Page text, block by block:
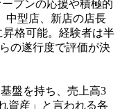
プンの応援や積極的
中型店、新店の店長
格可能。経験者は半
の遂行度で評価が決
盤を持ち、売上高3
資産」と言われる各